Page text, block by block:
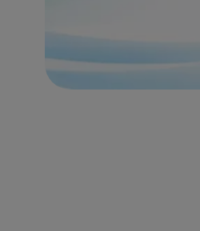
(új oldalon nyílik meg)